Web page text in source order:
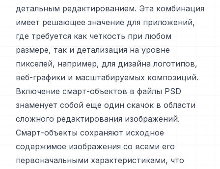
детальным редактированием. Эта комбинация
имеет решающее значение для приложений,
где требуется как четкость при любом
размере, так и детализация на уровне
пикселей, например, для дизайна логотипов,
веб-графики и масштабируемых композиций.
Включение смарт-объектов в файлы PSD
знаменует собой еще один скачок в области
сложного редактирования изображений.
Смарт-объекты сохраняют исходное
содержимое изображения со всеми его
первоначальными характеристиками, что